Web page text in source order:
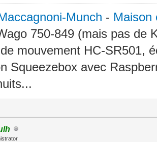
Munch - Maison
750-849 (mais pas de
mouvement HC-SR501,
Squeezebox avec